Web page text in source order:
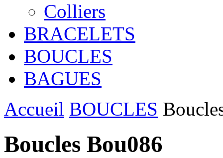
Colliers
BRACELETS
BOUCLES
BAGUES
Accueil BOUCLES
Boucles Bou086